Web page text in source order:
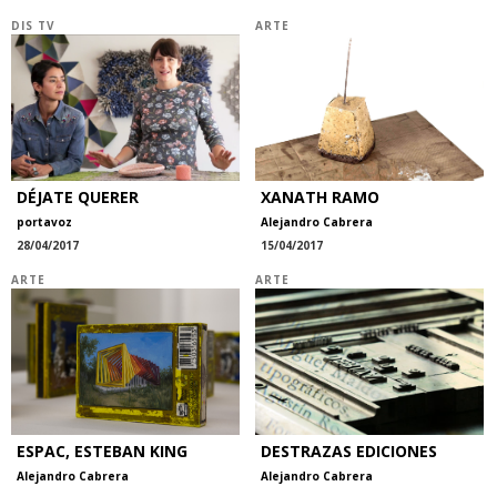
DIS TV
DÉJATE QUERER
portavoz
28/04/2017
ARTE
XANATH RAMO
Alejandro Cabrera
15/04/2017
ARTE
ESPAC, ESTEBAN KING
Alejandro Cabrera
ARTE
DESTRAZAS EDICIONES
Alejandro Cabrera